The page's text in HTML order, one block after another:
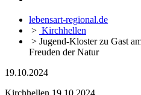
lebensart-regional.de
> Kirchhellen
> Jugend-Kloster zu Gast
Freuden der Natur
19.10.2024
Kirchhellen 19.10.2024